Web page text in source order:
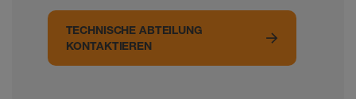
TECHNISCHE ABTEILUNG
KONTAKTIEREN